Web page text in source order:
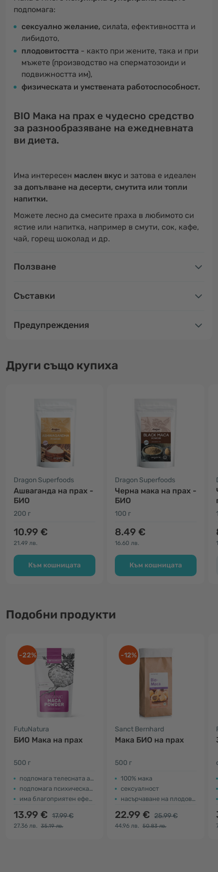
подпомага:
сексуално желание, силаta, ефективността и
либидото,
плодовитостта - както при жените, така и при
мъжете (производство на сперматозоиди и
подвижността им),
физическата и умствената работоспособност.
BIO Мака на прах е чудесно средство
за разнообразяване на ежедневната
ви диета.
Има интересен маслен вкус и затова е идеален
за допълване на десерти, смутита или топли
напитки.
Можете лесно да смесите праха в любимото си
ястие или напитка, например в смути, сок, кафе,
чай, горещ шоколад и др.
Ползване
Съставки
Предупреждения
Други също купиха
Dragon Superfoods
Ашваганда на прах -
БИО
200 г
10.99 €
21.49 лв.
Към кошницата
Dragon Superfoods
Черна мака на прах -
БИО
100 г
8.49 €
16.60 лв.
Към кошницата
Подобни продукти
-22%
FutuNatura
БИО Мака на прах
500 г
подпомага телесната активност
подпомага психическата издръжливост
има благоприятен ефект на плодовитостта
13.99 € 17.99 €
27.36 лв. 35.19 лв.
-12%
Sanct Bernhard
Мака БИО на прах
500 г
100% мака
сексуалност
насърчаване на плодовитостта
22.99 € 25.99 €
44.96 лв. 50.83 лв.